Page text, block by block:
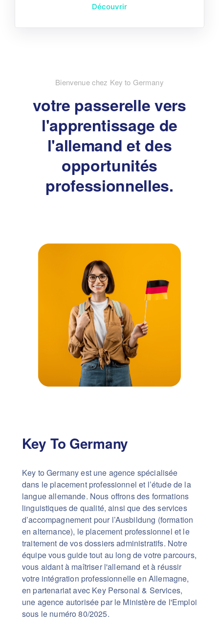
Découvrir
Bienvenue chez Key to Germany
votre passerelle vers
l'apprentissage de
l'allemand et des
opportunités
professionnelles.
Key To Germany
Key to Germany est une agence spécialisée
dans le placement professionnel et l’étude de la
langue allemande. Nous offrons des formations
linguistiques de qualité, ainsi que des services
d’accompagnement pour l’Ausbildung (formation
en alternance), le placement professionnel et le
traitement de vos dossiers administratifs. Notre
équipe vous guide tout au long de votre parcours,
vous aidant à maîtriser l'allemand et à réussir
votre intégration professionnelle en Allemagne,
en partenariat avec Key Personal & Services,
une agence autorisée par le Ministère de l'Emploi
sous le numéro 80/2025.